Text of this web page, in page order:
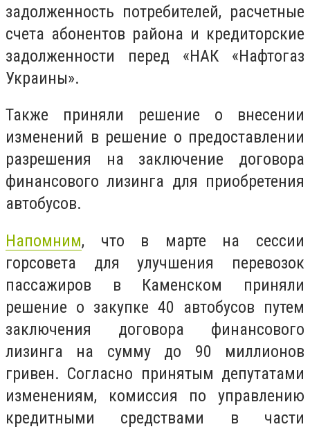
задолженность потребителей, расчетные
счета абонентов района и кредиторские
задолженности перед «НАК «Нафтогаз
Украины».
Также приняли решение о внесении
изменений в решение о предоставлении
разрешения на заключение договора
финансового лизинга для приобретения
автобусов.
Напомним, что в марте на сессии
горсовета для улучшения перевозок
пассажиров в Каменском приняли
решение о закупке 40 автобусов путем
заключения договора финансового
лизинга на сумму до 90 миллионов
гривен. Согласно принятым депутатами
изменениям, комиссия по управлению
кредитными средствами в части